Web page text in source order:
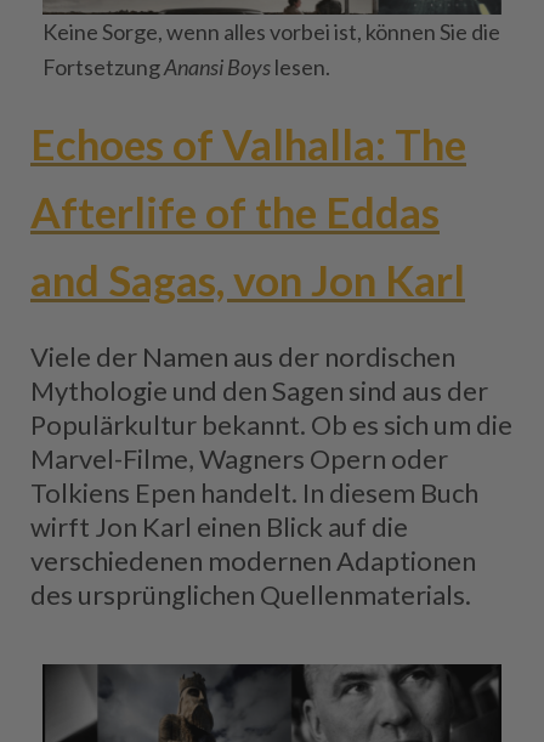
Keine Sorge, wenn alles vorbei ist, können Sie die
FortsetzungAnansi Boyslesen.
Echoes of Valhalla: The
Afterlife of the Eddas
and Sagas, von Jon Karl
Viele der Namen aus der nordischen
Mythologie und den Sagen sind aus der
Populärkultur bekannt. Ob es sich um die
Marvel-Filme, Wagners Opern oder
Tolkiens Epen handelt. In diesem Buch
wirft Jon Karl einen Blick auf die
verschiedenen modernen Adaptionen
des ursprünglichen Quellenmaterials.